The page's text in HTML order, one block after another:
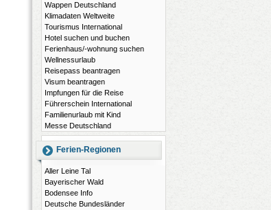
Wappen Deutschland
Klimadaten Weltweite
Tourismus International
Hotel suchen und buchen
Ferienhaus/-wohnung suchen
Wellnessurlaub
Reisepass beantragen
Visum beantragen
Impfungen für die Reise
Führerschein International
Familienurlaub mit Kind
Messe Deutschland
Ferien-Regionen
Aller Leine Tal
Bayerischer Wald
Bodensee Info
Deutsche Bundesländer